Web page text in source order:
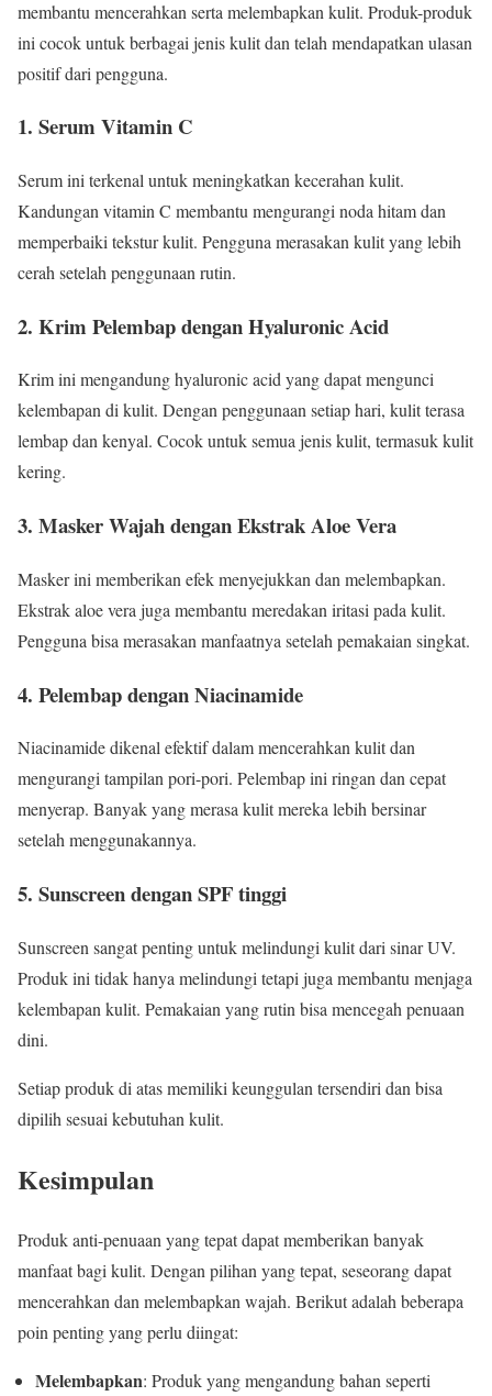
membantu mencerahkan serta melembapkan kulit. Produk-produk
ini cocok untuk berbagai jenis kulit dan telah mendapatkan ulasan
positif dari pengguna.
1. Serum Vitamin C
Serum ini terkenal untuk meningkatkan kecerahan kulit.
Kandungan vitamin C membantu mengurangi noda hitam dan
memperbaiki tekstur kulit. Pengguna merasakan kulit yang lebih
cerah setelah penggunaan rutin.
2. Krim Pelembap dengan Hyaluronic Acid
Krim ini mengandung hyaluronic acid yang dapat mengunci
kelembapan di kulit. Dengan penggunaan setiap hari, kulit terasa
lembap dan kenyal. Cocok untuk semua jenis kulit, termasuk kulit
kering.
3. Masker Wajah dengan Ekstrak Aloe Vera
Masker ini memberikan efek menyejukkan dan melembapkan.
Ekstrak aloe vera juga membantu meredakan iritasi pada kulit.
Pengguna bisa merasakan manfaatnya setelah pemakaian singkat.
4. Pelembap dengan Niacinamide
Niacinamide dikenal efektif dalam mencerahkan kulit dan
mengurangi tampilan pori-pori. Pelembap ini ringan dan cepat
menyerap. Banyak yang merasa kulit mereka lebih bersinar
setelah menggunakannya.
5. Sunscreen dengan SPF tinggi
Sunscreen sangat penting untuk melindungi kulit dari sinar UV.
Produk ini tidak hanya melindungi tetapi juga membantu menjaga
kelembapan kulit. Pemakaian yang rutin bisa mencegah penuaan
dini.
Setiap produk di atas memiliki keunggulan tersendiri dan bisa
dipilih sesuai kebutuhan kulit.
Kesimpulan
Produk anti-penuaan yang tepat dapat memberikan banyak
manfaat bagi kulit. Dengan pilihan yang tepat, seseorang dapat
mencerahkan dan melembapkan wajah. Berikut adalah beberapa
poin penting yang perlu diingat:
Melembapkan: Produk yang mengandung bahan seperti